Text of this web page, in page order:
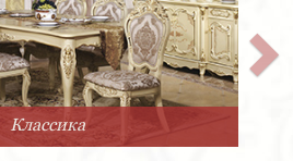
ящичков также можно
заказчика.
Super Soft из Италии фабрики
в современном стиле. Она
прочностью, благодаря
Лаконичный дизайн позволяет
её в любой современный
Классика